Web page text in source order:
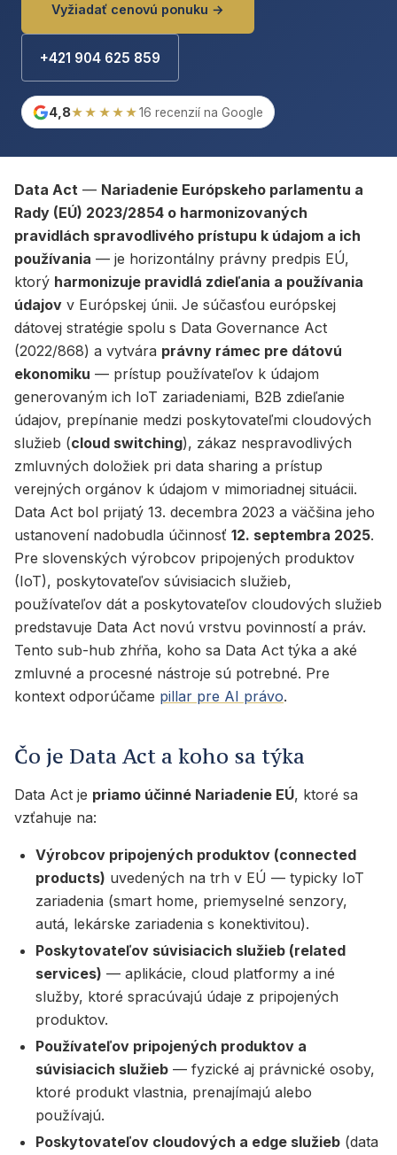
Vyžiadať cenovú ponuku →
+421 904 625 859
4,8★★★★★16 recenzií na Google
Data Act — Nariadenie Európskeho parlamentu a
Rady (EÚ) 2023/2854 o harmonizovaných
pravidlách spravodlivého prístupu k údajom a ich
používania — je horizontálny právny predpis EÚ,
ktorý harmonizuje pravidlá zdieľania a používania
údajov v Európskej únii. Je súčasťou európskej
dátovej stratégie spolu s Data Governance Act
(2022/868) a vytvára právny rámec pre dátovú
ekonomiku — prístup používateľov k údajom
generovaným ich IoT zariadeniami, B2B zdieľanie
údajov, prepínanie medzi poskytovateľmi cloudových
služieb (cloud switching), zákaz nespravodlivých
zmluvných doložiek pri data sharing a prístup
verejných orgánov k údajom v mimoriadnej situácii.
Data Act bol prijatý 13. decembra 2023 a väčšina jeho
ustanovení nadobudla účinnosť 12. septembra 2025.
Pre slovenských výrobcov pripojených produktov
(IoT), poskytovateľov súvisiacich služieb,
používateľov dát a poskytovateľov cloudových služieb
predstavuje Data Act novú vrstvu povinností a práv.
Tento sub-hub zhŕňa, koho sa Data Act týka a aké
zmluvné a procesné nástroje sú potrebné. Pre
kontext odporúčame pillar pre AI právo.
Čo je Data Act a koho sa týka
Data Act je priamo účinné Nariadenie EÚ, ktoré sa
vzťahuje na:
Výrobcov pripojených produktov (connected
products) uvedených na trh v EÚ — typicky IoT
zariadenia (smart home, priemyselné senzory,
autá, lekárske zariadenia s konektivitou).
Poskytovateľov súvisiacich služieb (related
services) — aplikácie, cloud platformy a iné
služby, ktoré spracúvajú údaje z pripojených
produktov.
Používateľov pripojených produktov a
súvisiacich služieb — fyzické aj právnické osoby,
ktoré produkt vlastnia, prenajímajú alebo
používajú.
Poskytovateľov cloudových a edge služieb (data